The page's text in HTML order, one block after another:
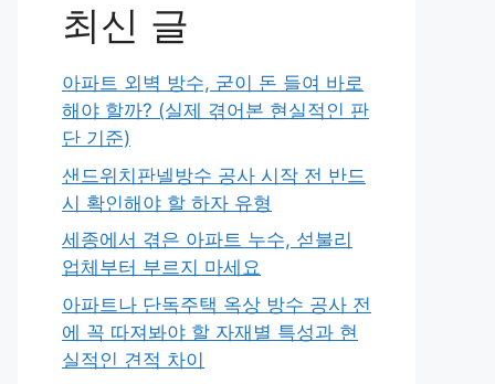
최신 글
아파트 외벽 방수, 굳이 돈 들여 바로
해야 할까? (실제 겪어본 현실적인 판
단 기준)
샌드위치판넬방수 공사 시작 전 반드
시 확인해야 할 하자 유형
세종에서 겪은 아파트 누수, 섣불리
업체부터 부르지 마세요
아파트나 단독주택 옥상 방수 공사 전
에 꼭 따져봐야 할 자재별 특성과 현
실적인 견적 차이